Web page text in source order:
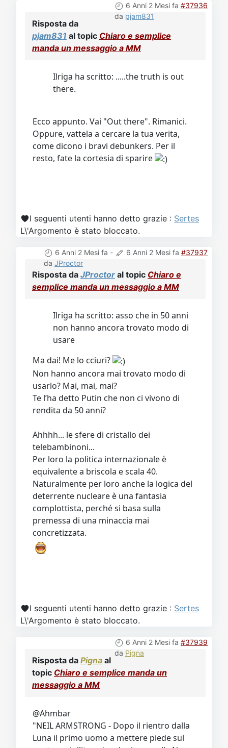
6 Anni 2 Mesi fa #37936
da pjam831
Risposta da
pjam831 al topic Chiaro e semplice
manda un messaggio a MM
Ilriga ha scritto: .....the truth is out
there.
Ecco appunto. Vai "Out there". Rimanici.
Oppure, vattela a cercare la tua verita,
come dicono i bravi debunkers. Per il
resto, fate la cortesia di sparire
I seguenti utenti hanno detto grazie : Sertes
L\'Argomento è stato bloccato.
6 Anni 2 Mesi fa - 6 Anni 2 Mesi fa #37937
da JProctor
Risposta da JProctor al topic Chiaro e
semplice manda un messaggio a MM
Ilriga ha scritto: asso che in 50 anni
non hanno ancora trovato modo di
usare
Ma dai! Me lo cciuri?
Non hanno ancora mai trovato modo di
usarlo? Mai, mai, mai?
Te l’ha detto Putin che non ci vivono di
rendita da 50 anni?
Ahhhh... le sfere di cristallo dei
telebambinoni...
Per loro la politica internazionale è
equivalente a briscola e scala 40.
Naturalmente per loro anche la logica del
deterrente nucleare è una fantasia
complottista, perché si basa sulla
premessa di una minaccia mai
concretizzata.
I seguenti utenti hanno detto grazie : Sertes
L\'Argomento è stato bloccato.
6 Anni 2 Mesi fa #37939
da Pigna
Risposta da Pigna al
topic Chiaro e semplice manda un
messaggio a MM
@Ahmbar
"NEIL ARMSTRONG - Dopo il rientro dalla
Luna il primo uomo a mettere piede sul